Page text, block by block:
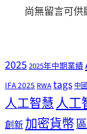
尚無留言可供
2025 2025年中期業績
IFA 2025 RWAtags 中國
人工智慧人工
創新加密貨幣